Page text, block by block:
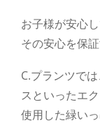
お子様が安心
その安心を保
C.プランツで
スといったエ
使用した緑い